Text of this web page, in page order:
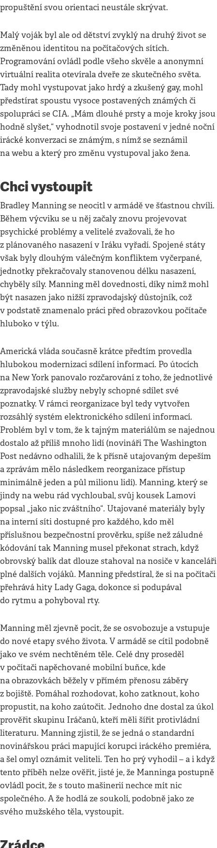
propuštění svou orientaci neustále skrývat.
Malý voják byl ale od dětství zvyklý na druhý život se
změněnou identitou na počítačových sítích.
Programování ovládl podle všeho skvěle a anonymní
virtuální realita otevírala dveře ze skutečného světa.
Tady mohl vystupovat jako hrdý a zkušený gay, mohl
předstírat spoustu vysoce postavených známých či
spolupráci se CIA. „Mám dlouhé prsty a moje kroky jsou
hodně slyšet,“ vyhodnotil svoje postavení v jedné noční
irácké konverzaci se známým, s nímž se seznámil
na webu a který pro změnu vystupoval jako žena.
Chci vystoupit
Bradley Manning se neocitl v armádě ve šťastnou chvíli.
Během výcviku se u něj začaly znovu projevovat
psychické problémy a velitelé zvažovali, že ho
z plánovaného nasazení v Iráku vyřadí. Spojené státy
však byly dlouhým válečným konfliktem vyčerpané,
jednotky překračovaly stanovenou délku nasazení,
chyběly síly. Manning měl dovednosti, díky nimž mohl
být nasazen jako nižší zpravodajský důstojník, což
v podstatě znamenalo práci před obrazovkou počítače
hluboko v týlu.
Americká vláda současně krátce předtím provedla
hlubokou modernizaci sdílení informací. Po útocích
na New York panovalo rozčarování z toho, že jednotlivé
zpravodajské služby nebyly schopné sdílet své
poznatky. V rámci reorganizace byl tedy vytvořen
rozsáhlý systém elektronického sdílení informací.
Problém byl v tom, že k tajným materiálům se najednou
dostalo až příliš mnoho lidí (novináři The Washington
Post nedávno odhalili, že k přísně utajovaným depeším
a zprávám mělo následkem reorganizace přístup
minimálně jeden a půl milionu lidí). Manning, který se
jindy na webu rád vychloubal, svůj kousek Lamovi
popsal „jako nic zváštního“. Utajované materiály byly
na interní síti dostupné pro každého, kdo měl
příslušnou bezpečnostní prověrku, spíše než záludné
kódování tak Manning musel překonat strach, když
obrovský balík dat dlouze stahoval na nosiče v kanceláři
plné dalších vojáků. Manning předstíral, že si na počítači
přehrává hity Lady Gaga, dokonce si podupával
do rytmu a pohyboval rty.
Manning měl zjevně pocit, že se osvobozuje a vstupuje
do nové etapy svého života. V armádě se cítil podobně
jako ve svém nechtěném těle. Celé dny proseděl
v počítači napěchované mobilní buňce, kde
na obrazovkách běžely v přímém přenosu záběry
z bojiště. Pomáhal rozhodovat, koho zatknout, koho
propustit, na koho zaútočit. Jednoho dne dostal za úkol
prověřit skupinu Iráčanů, kteří měli šířit protivládní
literaturu. Manning zjistil, že se jedná o standardní
novinářskou práci mapující korupci iráckého premiéra,
a šel omyl oznámit veliteli. Ten ho prý vyhodil – a i když
tento příběh nelze ověřit, jisté je, že Manninga postupně
ovládl pocit, že s touto mašinerií nechce mít nic
společného. A že hodlá ze soukolí, podobně jako ze
svého mužského těla, vystoupit.